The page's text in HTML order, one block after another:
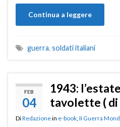
Continua a leggere
guerra, soldati italiani
FEB
04
1943:
tavolette ( di
DiRedazionein e-book II Guerra